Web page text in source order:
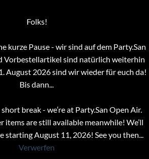
Folks!
kurze Pause - wir sind auf dem Party.San
Vorbestellartikel sind natürlich weiterhin
August 2026 sind wir wieder für euch da!
Bis dann...
break - we’re at Party.San Open Air.
items are still available meanwhile! We’ll
starting August 11, 2026! See you then...
Verwerfen